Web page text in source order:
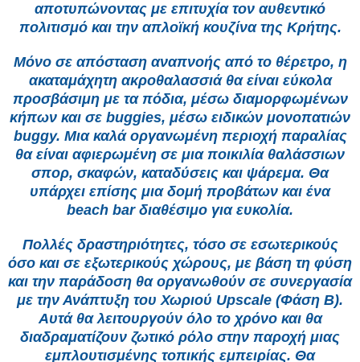
αποτυπώνοντας με επιτυχία τον αυθεντικό
πολιτισμό και την απλοϊκή κουζίνα της Κρήτης.
Μόνο σε απόσταση αναπνοής από το θέρετρο, η
ακαταμάχητη ακροθαλασσιά θα είναι εύκολα
προσβάσιμη με τα πόδια, μέσω διαμορφωμένων
κήπων και σε buggies, μέσω ειδικών μονοπατιών
buggy. Μια καλά οργανωμένη περιοχή παραλίας
θα είναι αφιερωμένη σε μια ποικιλία θαλάσσιων
σπορ, σκαφών, καταδύσεις και ψάρεμα. Θα
υπάρχει επίσης μια δομή προβάτων και ένα
beach bar διαθέσιμο για ευκολία.
Πολλές δραστηριότητες, τόσο σε εσωτερικούς
όσο και σε εξωτερικούς χώρους, με βάση τη φύση
και την παράδοση θα οργανωθούν σε συνεργασία
με την Ανάπτυξη του Χωριού Upscale (Φάση Β).
Αυτά θα λειτουργούν όλο το χρόνο και θα
διαδραματίζουν ζωτικό ρόλο στην παροχή μιας
εμπλουτισμένης τοπικής εμπειρίας. Θα